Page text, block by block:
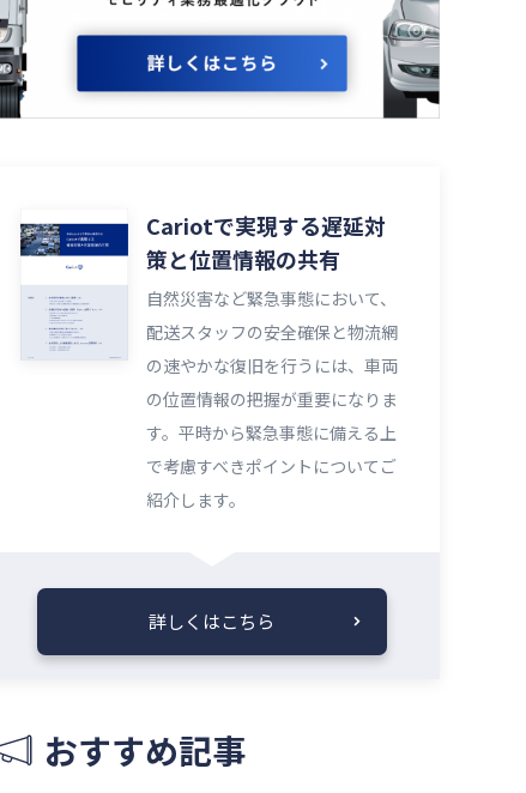
Cariotで実現する遅延対
策と位置情報の共有
自然災害など緊急事態において、
配送スタッフの安全確保と物流網
の速やかな復旧を行うには、車両
の位置情報の把握が重要になりま
す。平時から緊急事態に備える上
で考慮すべきポイントについてご
紹介します。
詳しくはこちら
おすすめ記事